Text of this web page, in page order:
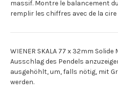
massif. Montre le balancement
remplir les chiffres avec de la cire
WIENER SKALA 77 x 32mm
Ausschlag des Pendels
ausgehöhlt, um, falls nötig, mit
werden.